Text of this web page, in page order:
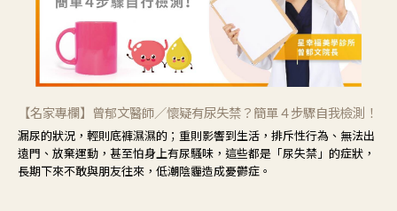
【名家專欄】曾郁文醫師／懷疑有尿失禁？簡單４步驟自我檢測！
漏尿的狀況，輕則底褲濕濕的；重則影響到生活，排斥性行為、無法出
遠門、放棄運動，甚至怕身上有尿騷味，這些都是「尿失禁」的症狀，
長期下來不敢與朋友往來，低潮陰霾造成憂鬱症。